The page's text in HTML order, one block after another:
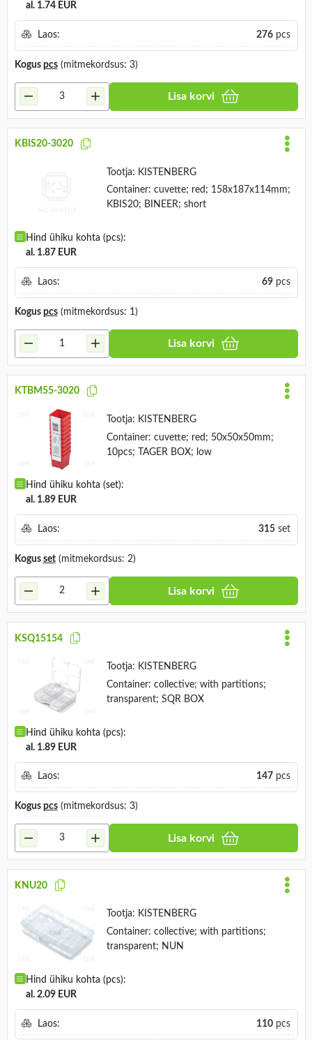
al. 1.74 EUR
Laos: 276pcs
Kogus pcs(mitmekordsus: 3)
Lisa korvi
KBIS20-3020
Tootja: KISTENBERG
Container: cuvette; red; 158x187x114mm;
KBIS20; BINEER; short
Hind ühiku kohta (pcs):
al. 1.87 EUR
Laos: 69pcs
Kogus pcs(mitmekordsus: 1)
Lisa korvi
KTBM55-3020
Tootja: KISTENBERG
Container: cuvette; red; 50x50x50mm;
10pcs; TAGER BOX; low
Hind ühiku kohta (set):
al. 1.89 EUR
Laos: 315set
Kogus set(mitmekordsus: 2)
Lisa korvi
KSQ15154
Tootja: KISTENBERG
Container: collective; with partitions;
transparent; SQR BOX
Hind ühiku kohta (pcs):
al. 1.89 EUR
Laos: 147pcs
Kogus pcs(mitmekordsus: 3)
Lisa korvi
KNU20
Tootja: KISTENBERG
Container: collective; with partitions;
transparent; NUN
Hind ühiku kohta (pcs):
al. 2.09 EUR
Laos: 110pcs